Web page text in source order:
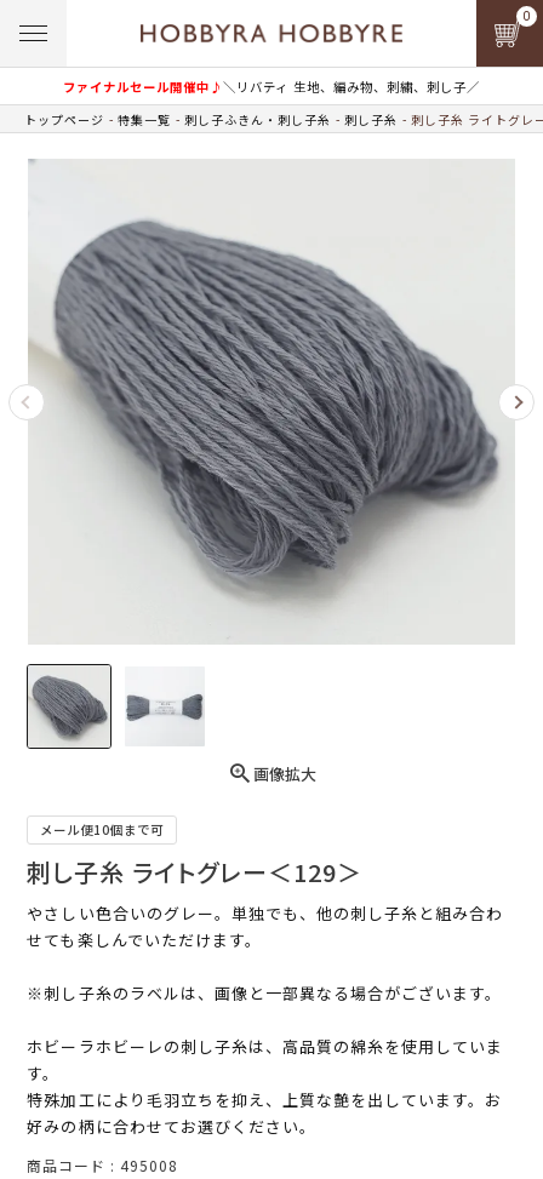
ファイナルセール開催中♪＼リバティ 生地、編み物、刺繍、刺し子／
0
トップページ 特集一覧 刺し子ふきん・刺し子糸 刺し子糸 刺し子糸 ライトグレ
画像拡大
メール便10個まで可
刺し子糸 ライトグレー＜129＞
やさしい色合いのグレー。単独でも、他の刺し子糸と組み合わ
せても楽しんでいただけます。
※刺し子糸のラベルは、画像と一部異なる場合がございます。
ホビーラホビーレの刺し子糸は、高品質の綿糸を使用していま
す。
特殊加工により毛羽立ちを抑え、上質な艶を出しています。お
好みの柄に合わせてお選びください。
商品コード 495008